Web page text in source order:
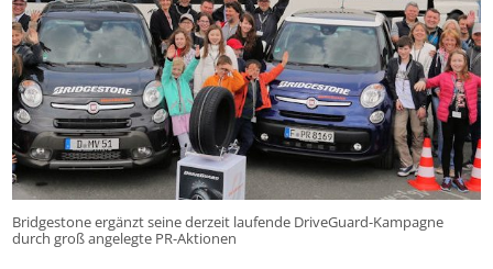
Bridgestone ergänzt seine derzeit laufende DriveGuard-Kampagne
durch groß angelegte PR-Aktionen